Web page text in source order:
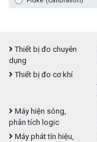
Thiết bị đo chuyên
dụng
Thiết bị đo cơ khí
Máy hiện sóng,
phân tích logic
Máy phát tín hiệu,